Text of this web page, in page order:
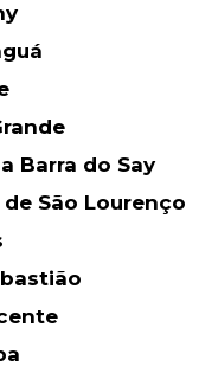
Barra do Say
de São Lourenço